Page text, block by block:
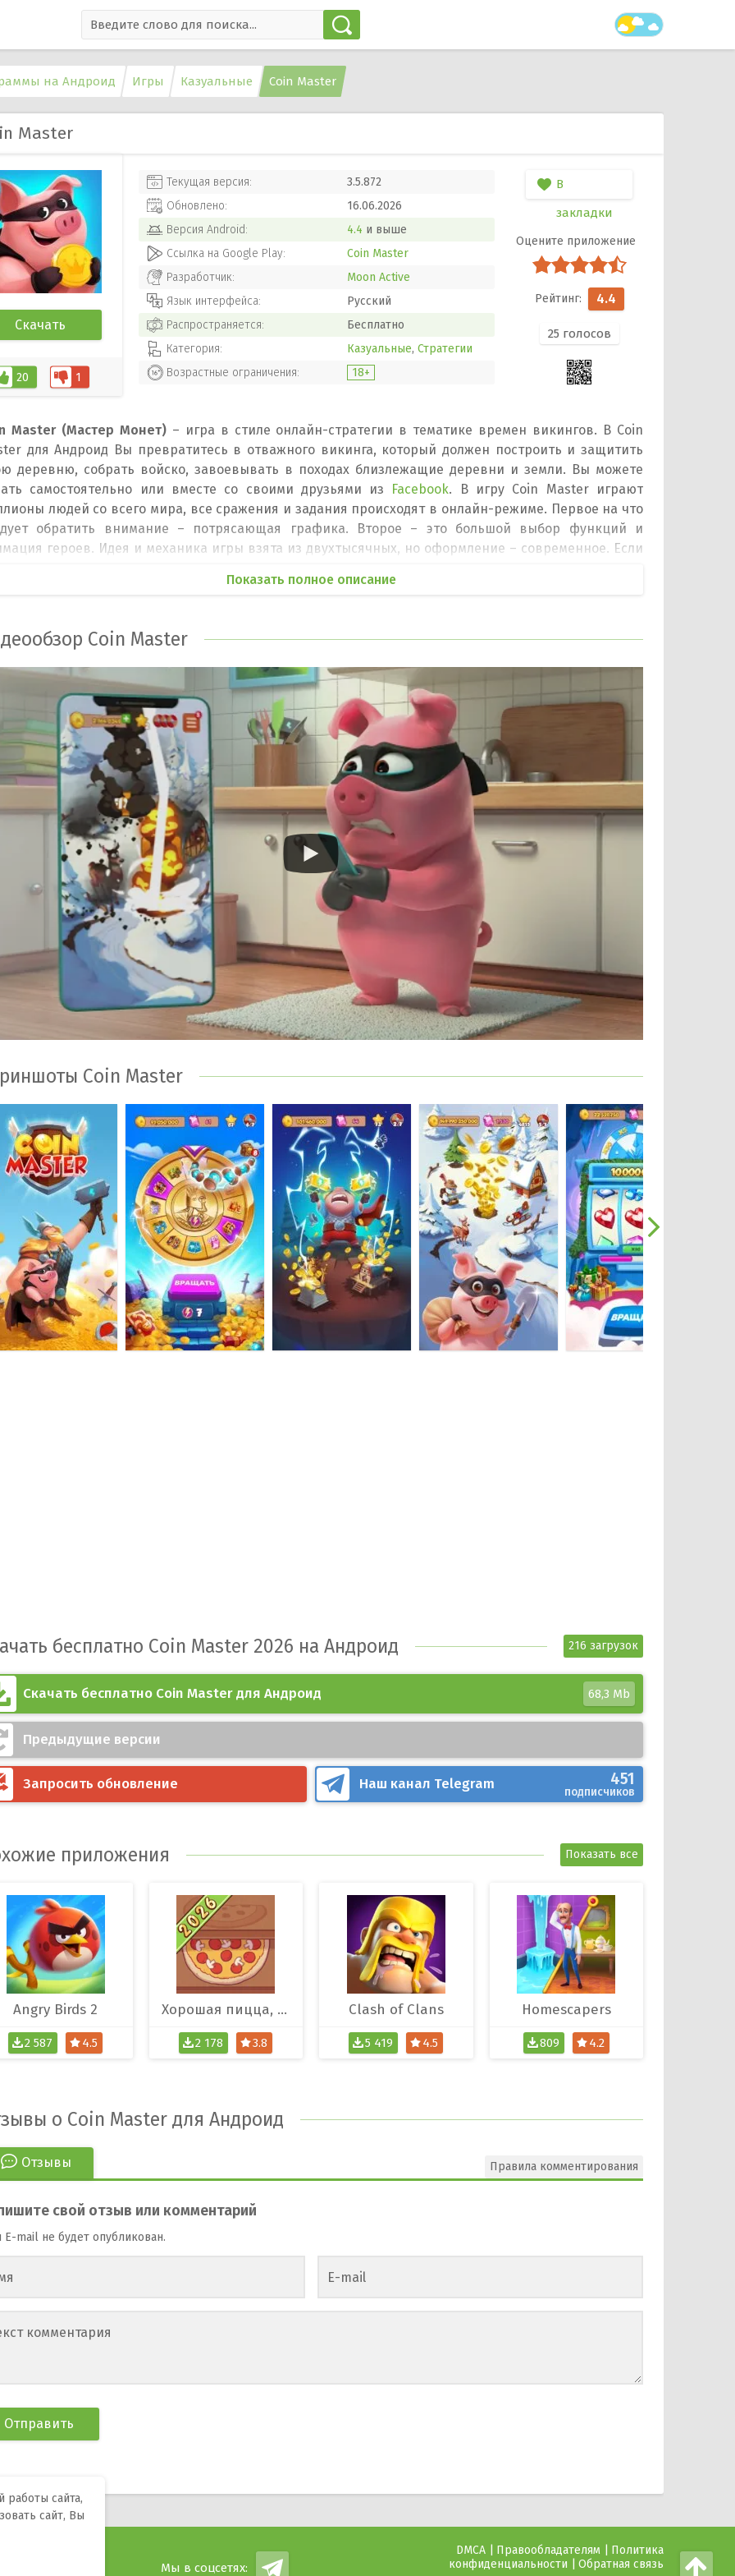
на Андроид Игры Казуальные Coin Master
Master
Скачать
20 1
В
закладки
4.4
25 голосов
Текущая версия:
3.5.872
Обновлено:
16.06.2026
Версия Android: 4.4 и выше
Ссылка на Google Play:
Coin Master
Разработчик:
Moon Active
Язык интерфейса:
Русский
Распространяется:
Бесплатно
Категория:
Казуальные, Стратегии
Возрастные ограничения:
18+
Master (Мастер Монет)– игра в стиле онлайн-стратегии в тематике времен викингов. В Coin
для Андроид Вы превратитесь в отважного викинга, который должен построить и защитить
деревню, собрать войско, завоевывать в походах близлежащие деревни и земли. Вы можете
самостоятельно или вместе со своими друзьями из Facebook. В игру Coin Master играют
людей со всего мира, все сражения и задания происходят в онлайн-режиме. Первое на что
обратить внимание – потрясающая графика. Второе – это большой выбор функций и
героев. Идея и механика игры взята из двухтысячных, но оформление – современное. Если
защиты деревни. Это все Вам пригодится чтобы стать Мастером Монет – главой самой большой и
деревни с самым большим количеством добычи. Игровое колесо – это не единственный
добычи. Вы можете украсть ее у других игроков, получить во время нападения на другую
заберите в качестве трофея, отбив атаку противника. Отправляйтесь в поход за
– соберите все части карты и найдите сундук с золотом. У игры Coin Master есть
сообщество в Facebook, где Вы можете обсуждать игру, меняться картами, сокровищами и
добычей, заводите новых друзей, играйте вместе. Достаточно скачать Coin Master на свой
телефон или планшет, чтобы превратиться в отважного викинга и отправиться на встречу
особенности Coin Master для Android:
в стиле Стратегия;
онлайн с миллионами игроков со всего мира;
с друзьями и интерактивным сообществом в Facebook;
удачи;
за контроль над деревнями соперников;
сокровищ по картам;
качество графики и анимации.
Показать полное описание
Coin Master
Coin Master
бесплатно Coin Master 2026 на Андроид 216 загрузок
Скачать бесплатно Coin Master для Андроид 68,3 Mb
Предыдущие версии
Запросить обновление Наш канал Telegram 451
подписчиков
приложения Показать все
Angry Birds 2
2 587 4.5
Хорошая пицца, Отличная пицца
2 178 3.8
Clash of Clans
5 419 4.5
Homescapers
809 4.2
о Coin Master для Андроид
Отзывы Правила комментирования
свой отзыв или комментарий
mail не будет опубликован.
E-mail
комментария
Мы в соцсетях:
DMCA Правообладателям
Политика
конфиденциальности
Обратная связь
работы сайта,
сайт, Вы